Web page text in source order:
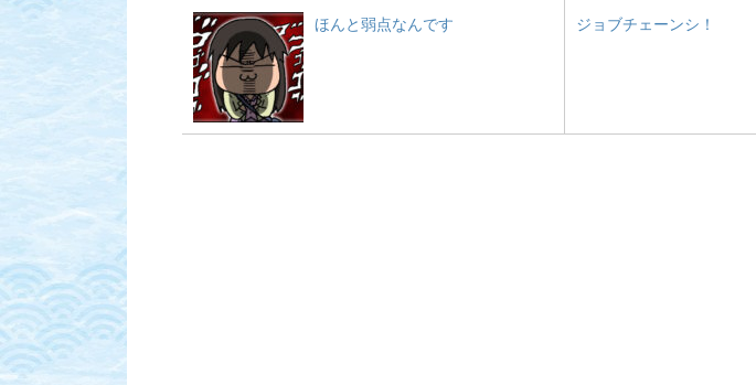
ほんと弱点なんです ジョブチェーンシ！